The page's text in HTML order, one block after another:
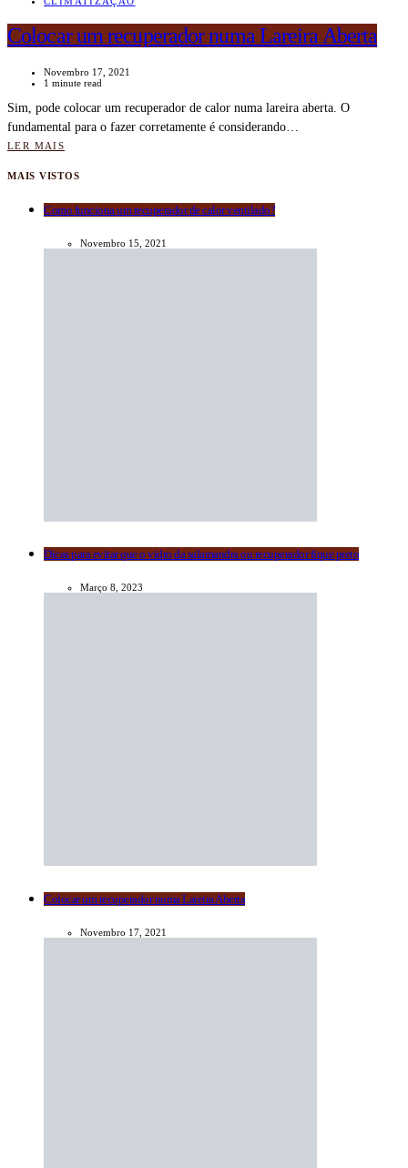
Colocar um recuperador numa Lareira Aberta
Novembro 17, 2021
1 minute read
Sim, pode colocar um recuperador de calor numa lareira aberta. O
fundamental para o fazer corretamente é considerando…
LER MAIS
MAIS VISTOS
Como funciona um recuperador de calor ventilado?
Novembro 15, 2021
Dicas para evitar que o vidro da salamandra ou recuperador fique preto
Março 8, 2023
Colocar um recuperador numa Lareira Aberta
Novembro 17, 2021